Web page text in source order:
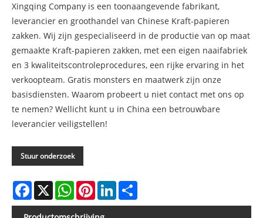
Xingqing Company is een toonaangevende fabrikant,
leverancier en groothandel van Chinese Kraft-papieren
zakken. Wij zijn gespecialiseerd in de productie van op maat
gemaakte Kraft-papieren zakken, met een eigen naaifabriek
en 3 kwaliteitscontroleprocedures, een rijke ervaring in het
verkoopteam. Gratis monsters en maatwerk zijn onze
basisdiensten. Waarom probeert u niet contact met ons op
te nemen? Wellicht kunt u in China een betrouwbare
leverancier veiligstellen!
Stuur onderzoek
Facebook
X WhatsAppPinterestLinkedIn